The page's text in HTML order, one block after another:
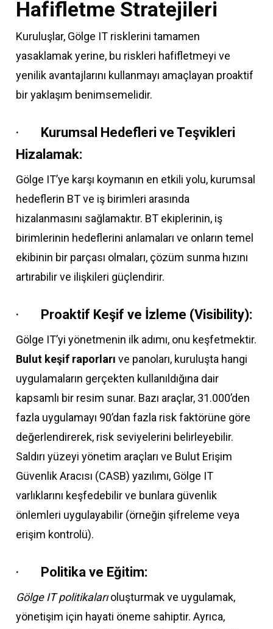
Hafifletme Stratejileri
Kuruluşlar, Gölge IT risklerini tamamen
yasaklamak yerine, bu riskleri hafifletmeyi ve
yenilik avantajlarını kullanmayı amaçlayan proaktif
bir yaklaşım benimsemelidir.
·
Kurumsal Hedefleri ve Teşvikleri
Hizalamak:
Gölge IT’ye karşı koymanın en etkili yolu, kurumsal
hedeflerin BT ve iş birimleri arasında
hizalanmasını sağlamaktır. BT ekiplerinin, iş
birimlerinin hedeflerini anlamaları ve onların temel
ekibinin bir parçası olmaları, çözüm sunma hızını
artırabilir ve ilişkileri güçlendirir.
· Proaktif Keşif ve İzleme (Visibility):
Gölge IT’yi yönetmenin ilk adımı, onu keşfetmektir.
Bulut keşif raporları ve panoları, kuruluşta hangi
uygulamaların gerçekten kullanıldığına dair
kapsamlı bir resim sunar. Bazı araçlar, 31.000’den
fazla uygulamayı 90’dan fazla risk faktörüne göre
değerlendirerek, risk seviyelerini belirleyebilir.
Saldırı yüzeyi yönetim araçları ve Bulut Erişim
Güvenlik Aracısı (CASB) yazılımı, Gölge IT
varlıklarını keşfedebilir ve bunlara güvenlik
önlemleri uygulayabilir (örneğin şifreleme veya
erişim kontrolü).
· Politika ve Eğitim:
Gölge IT politikalarıoluşturmak ve uygulamak,
yönetişim için hayati öneme sahiptir. Ayrıca,